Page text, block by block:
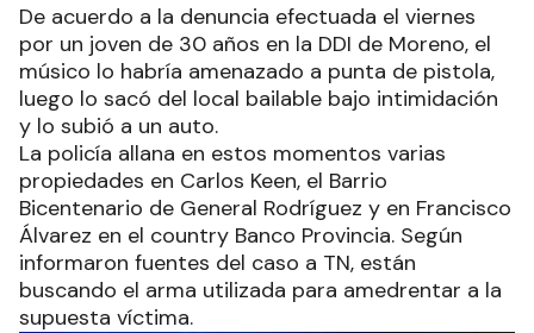
De acuerdo a la denuncia efectuada el viernes
por un joven de 30 años en la DDI de Moreno, el
músico lo habría amenazado a punta de pistola,
luego lo sacó del local bailable bajo intimidación
y lo subió a un auto.
La policía allana en estos momentos varias
propiedades en Carlos Keen, el Barrio
Bicentenario de General Rodríguez y en Francisco
Álvarez en el country Banco Provincia. Según
informaron fuentes del caso a TN, están
buscando el arma utilizada para amedrentar a la
supuesta víctima.